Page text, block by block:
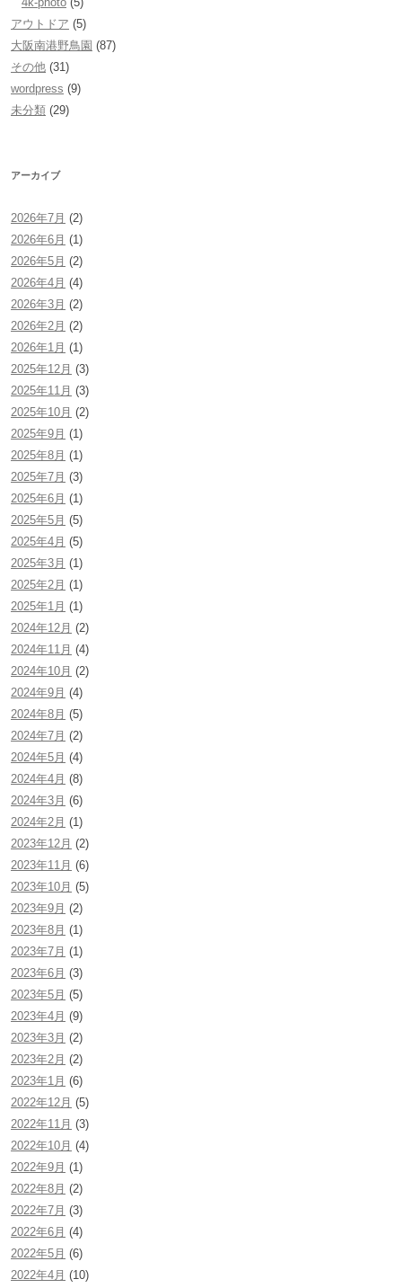
アウトドア (5)
大阪南港野鳥園 (87)
その他 (31)
wordpress (9)
未分類 (29)
アーカイブ
2026年7月 (2)
2026年6月 (1)
2026年5月 (2)
2026年4月 (4)
2026年3月 (2)
2026年2月 (2)
2026年1月 (1)
2025年12月 (3)
2025年11月 (3)
2025年10月 (2)
2025年9月 (1)
2025年8月 (1)
2025年7月 (3)
2025年6月 (1)
2025年5月 (5)
2025年4月 (5)
2025年3月 (1)
2025年2月 (1)
2025年1月 (1)
2024年12月 (2)
2024年11月 (4)
2024年10月 (2)
2024年9月 (4)
2024年8月 (5)
2024年7月 (2)
2024年5月 (4)
2024年4月 (8)
2024年3月 (6)
2024年2月 (1)
2023年12月 (2)
2023年11月 (6)
2023年10月 (5)
2023年9月 (2)
2023年8月 (1)
2023年7月 (1)
2023年6月 (3)
2023年5月 (5)
2023年4月 (9)
2023年3月 (2)
2023年2月 (2)
2023年1月 (6)
2022年12月 (5)
2022年11月 (3)
2022年10月 (4)
2022年9月 (1)
2022年8月 (2)
2022年7月 (3)
2022年6月 (4)
2022年5月 (6)
2022年4月 (10)